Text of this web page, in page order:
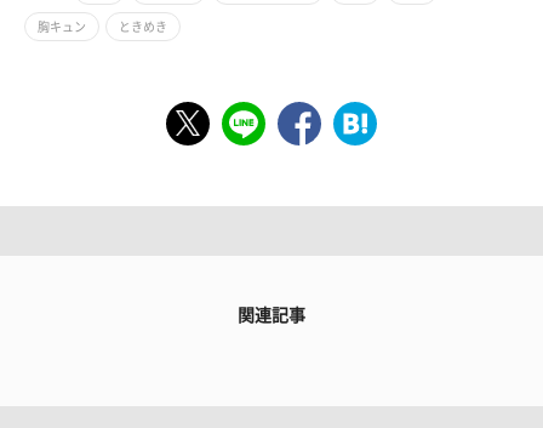
胸キュン ときめき
関連記事